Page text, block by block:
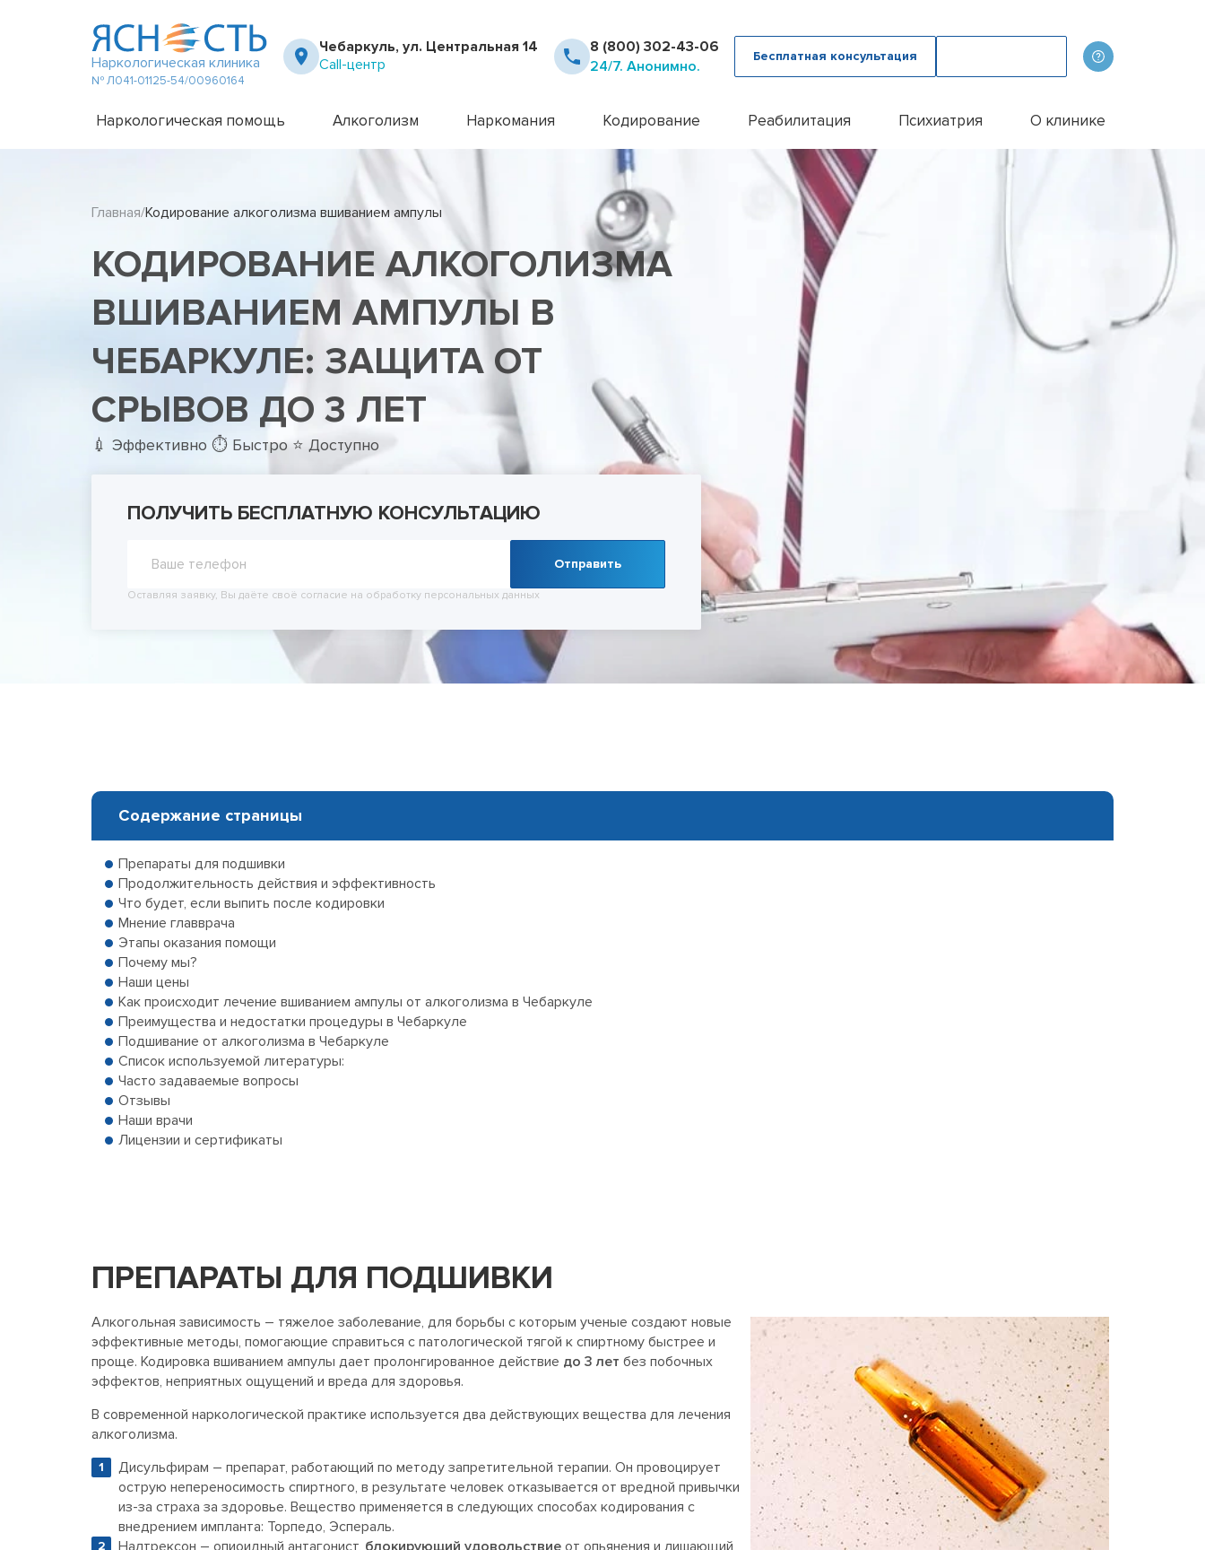
Наркологическая клиника
№ Л041-01125-54/00960164
Чебаркуль, ул. Центральная 14
Call-центр
8 (800) 302-43-06
24/7. Анонимно.
Бесплатная консультация
Наркологическая помощь
Телефон доверия
Алкоголизм
Амбулаторное лечение алкоголизма
Капельница от похмелья
Капельница от запоя
Кодирование методом Рожнова
Лечение алкоголизма
Лечение алкоголизма пожилых
Лечение алкоголизма в стационаре
Лечение пивного алкоголизма
Лечение женского алкоголизма
Подростковый алкоголизм
Принудительное лечение алкоголизма
Вывод из запоя в стационаре
Наркомания
Детоксикация наркозависимых
Кодирование от наркомании
Лечение героиновой зависимости
Лечение наркомании амбулаторно
Лечение наркомании у подростков
Лечение наркомании в стационаре
Лечение спайсовой зависимости
Лечение табакокурения
Лечение зависимости от Гашиша
Лечение зависимости от Лирики
Лечение зависимости от Мефедрона
Лечение зависимости от тропикамидов
Методы лечения солевой зависимости
Снятие ломки
УБОД
Кодирование
Кодирование Аквилонг
Кодирование алкоголизма на дому
Кодирование алкоголизма уколом
Кодирование алкоголизма вшиванием ампулы
Кодирование Двойной Блок
Кодирование гипнозом
Кодирование иглоукалыванием
Кодирование наркозависимости
Кодирование от алкоголизма Эспераль
Кодирование по методу Довженко
Кодирование SIT
Кодирование Торпедо
Кодирование Вивитролом
Кодировка от курения
Реабилитация
12 шагов
Day Top
Реабилитации алкоголиков
Реабилитация наркозависимых
Психиатрия
Консультация психолога
Лечение алкоголизма с психологом
Лечение анорексии
Лечение бессонницы
Лечение бессонницы у пожилых людей
Лечение бессонницы у женщин
Лечение биполярного расстройства
Лечение деменции
Лечение депрессии
Лечение дисморфофобии
Лечение игромании
Лечение мании преследования
Лечение невроза
Лечение ОКР (обсессивно-компульсивного
Лечение панических атак
Лечение паранойи
Лечение ПТСР
Лечение шизофрении
Лечение социопатии
Лечение созависимости
Лечение тревожного расстройства
Психиатр на дом
О клинике
Наши врачи
Фотогалерея
Главная Кодирование алкоголизма вшиванием ампулы
КОДИРОВАНИЕ АЛКОГОЛИЗМА
ВШИВАНИЕМ АМПУЛЫ В
ЧЕБАРКУЛЕ: ЗАЩИТА ОТ
СРЫВОВ ДО 3 ЛЕТ
💉 Эффективно ⏱ Быстро ⭐ Доступно
ПОЛУЧИТЬ БЕСПЛАТНУЮ КОНСУЛЬТАЦИЮ
Отправить
Оставляя заявку, Вы даёте своё согласие на обработку персональных данных
Содержание страницы
Препараты для подшивки
Продолжительность действия и эффективность
Что будет, если выпить после кодировки
Мнение главврача
Этапы оказания помощи
Почему мы?
Наши цены
Как происходит лечение вшиванием ампулы от алкоголизма в Чебаркуле
Преимущества и недостатки процедуры в Чебаркуле
Подшивание от алкоголизма в Чебаркуле
Список используемой литературы:
Часто задаваемые вопросы
Отзывы
Наши врачи
Лицензии и сертификаты
ПРЕПАРАТЫ ДЛЯ ПОДШИВКИ
Алкогольная зависимость – тяжелое заболевание, для борьбы с которым ученые создают новые
эффективные методы, помогающие справиться с патологической тягой к спиртному быстрее и
проще. Кодировка вшиванием ампулы дает пролонгированное действие до 3 лет без побочных
эффектов, неприятных ощущений и вреда для здоровья.
В современной наркологической практике используется два действующих вещества для лечения
алкоголизма.
Дисульфирам – препарат, работающий по методу запретительной терапии. Он провоцирует
острую непереносимость спиртного, в результате человек отказывается от вредной привычки
из-за страха за здоровье. Вещество применяется в следующих способах кодирования с
внедрением импланта: Торпедо, Эспераль.